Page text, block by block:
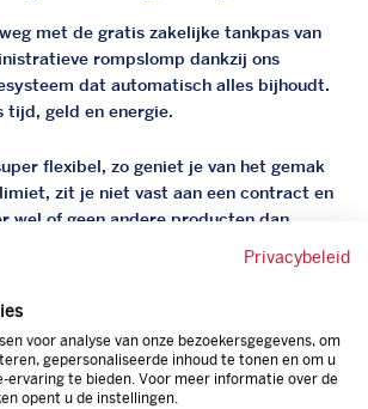
met de gratis zakelijke tankpas van
rompslomp dankzij ons
dat automatisch alles bijhoudt.
tijd, geld en energie.
flexibel, zo geniet je van het gemak
zit je niet vast aan een contract en
wel of geen andere producten dan
kunnen worden.
je altijd van een gegarandeerde
toch lager zijn dan betaal je
de pomp. Zo ben je altijd verzekerd
Privacybeleid
voor analyse van onze bezoekersgegevens, om
gepersonaliseerde inhoud te tonen en om u
ervaring te bieden. Voor meer informatie over de
opent u de instellingen.